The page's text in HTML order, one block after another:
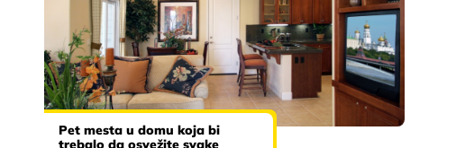
Pet mesta u domu koja bi
trebalo da osvežite svake